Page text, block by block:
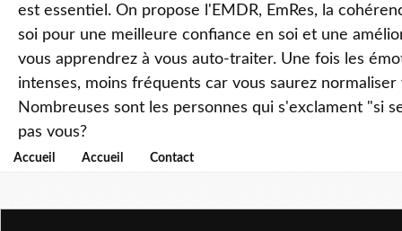
est essentiel. On propose l'EMDR, EmRes, la
soi pour une meilleure confiance en soi et une
vous apprendrez à vous auto-traiter. Une fois les
intenses, moins fréquents car vous saurez
Nombreuses sont les personnes qui s'exclament "si
pas vous?
Accueil Accueil Contact